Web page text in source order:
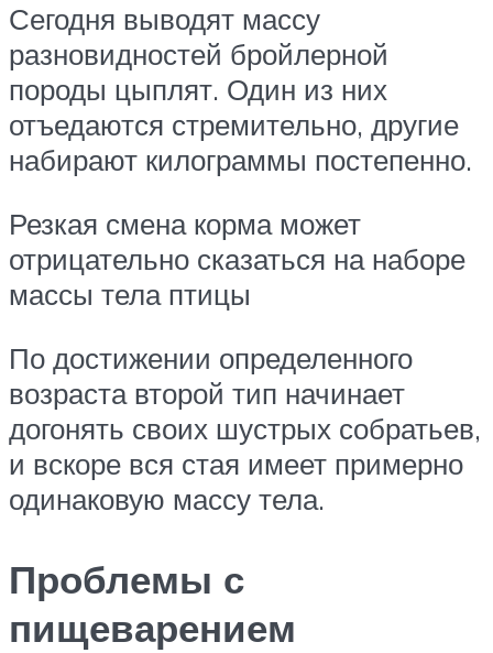
Сегодня выводят массу
разновидностей бройлерной
породы цыплят. Один из них
отъедаются стремительно, другие
набирают килограммы постепенно.
Резкая смена корма может
отрицательно сказаться на наборе
массы тела птицы
По достижении определенного
возраста второй тип начинает
догонять своих шустрых собратьев,
и вскоре вся стая имеет примерно
одинаковую массу тела.
Проблемы с
пищеварением